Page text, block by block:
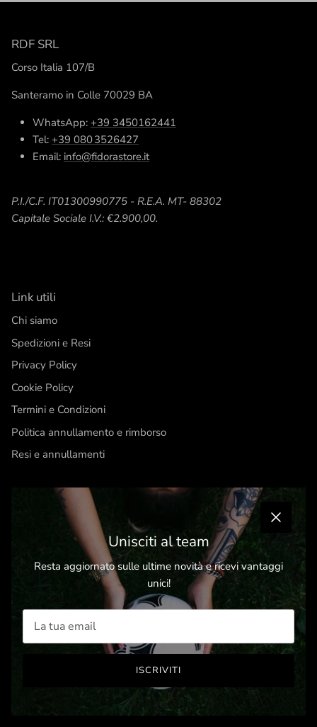
RDF SRL
Corso Italia 107/B
Santeramo in Colle 70029 BA
WhatsApp: +39 3450162441
Tel: +39 080 3526427
Email: info@fidorastore.it
P.I./C.F. IT01300990775 - R.E.A. MT- 88302
Capitale Sociale I.V.: €2.900,00.
Link utili
Chi siamo
Spedizioni e Resi
Privacy Policy
Cookie Policy
Termini e Condizioni
Politica annullamento e rimborso
Resi e annullamenti
Iscriviti alla Newsletter
Unisciti al team e ricevi vantaggi unici
In più, per te, subito unosconto del 10%
Chiudi
Unisciti al team
Resta aggiornato sulle ultime novità e ricevi vantaggi
unici!
ISCRIVITI